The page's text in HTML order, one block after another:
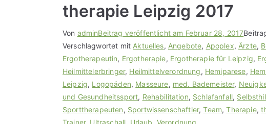
therapie Leipzig 2017
Von adminBeitrag veröffentlicht am Februar 28, 2017
Verschlagwortet mit Aktuelles, Angebote, Apoplex, Ärzte,
Ergotherapeutin, Ergotherapie, Ergotherapie für Leipzig,
Heilmittelerbringer, Heilmittelverordnung, Hemiparese,
Leipzig, Logopäden, Masseure, med. Bademeister,
und Gesundheitssport, Rehabilitation, Schlafanfall,
Sporttherapeuten, Sportwissenschaftler,Team,Therapie,
Trainer, Ultraschall, Urlaub, Verordnung